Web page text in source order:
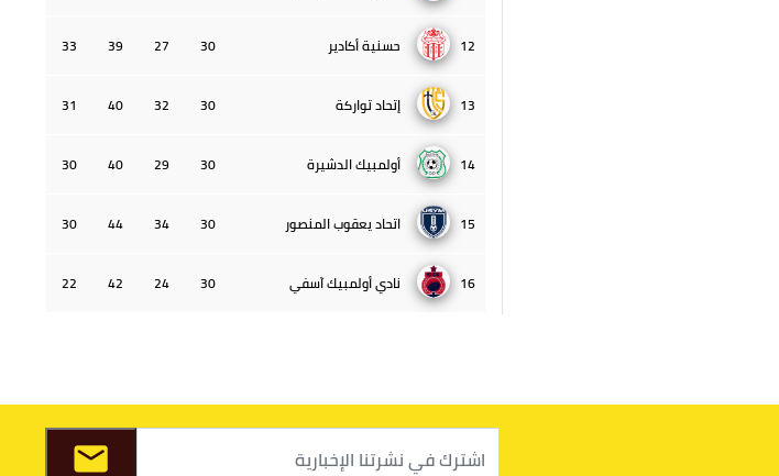
12 حسنية أكادير 30
27
39
33
13 إتحاد تواركة 30
32
40
31
14 أولمبيك الدشيرة 30
29
40
30
15 اتحاد يعقوب المنصور 30
34
44
30
16 نادي أولمبيك آسفي 30
24
42
22